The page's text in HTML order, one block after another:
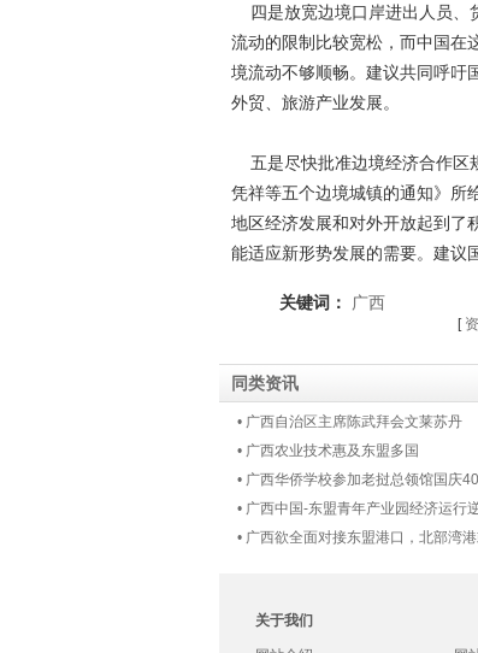
四是放宽边境口岸进出人员、
流动的限制比较宽松，而中国在
境流动不够顺畅。建议共同呼吁
外贸、旅游产业发展。
五是尽快批准边境经济合作区
凭祥等五个边境城镇的通知》所
地区经济发展和对外开放起到了
能适应新形势发展的需要。建议
关键词： 广西
[
同类资讯
• 广西自治区主席陈武拜会文莱苏丹
• 广西农业技术惠及东盟多国
• 广西华侨学校参加老挝总领馆国庆
• 广西中国-东盟青年产业园经济运行
• 广西欲全面对接东盟港口，北部湾港
关于我们